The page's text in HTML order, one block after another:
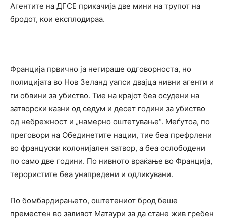
Агентите на ДГСЕ прикачија две мини на трупот на
бродот, кои експлодираа.
Франција првично ја негираше одговорноста, но
полицијата во Нов Зеланд уапси двајца нивни агенти и
ги обвини за убиство. Тие на крајот беа осудени на
затворски казни од седум и десет години за убиство
од небрежност и „намерно оштетување“. Меѓутоа, по
преговори на Обединетите нации, тие беа префрлени
во француски колонијален затвор, а беа ослободени
по само две години. По нивното враќање во Франција,
терористите беа унапредени и одликувани.
По бомбардирањето, оштетениот брод беше
преместен во заливот Матаури за да стане жив гребен